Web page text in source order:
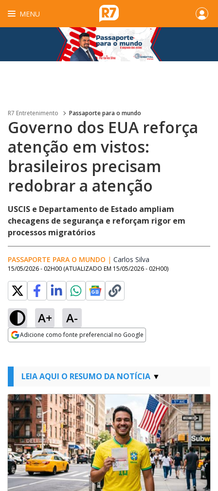
MENU
R7 Entretenimento Passaporte para o mundo
Governo dos EUA reforça
atenção em vistos:
brasileiros precisam
redobrar a atenção
USCIS e Departamento de Estado ampliam
checagens de segurança e reforçam rigor em
processos migratórios
PASSAPORTE PARA O MUNDO | Carlos Silva
15/05/2026 - 02H00 (ATUALIZADO EM 15/05/2026 - 02H00)
A+ A-
Adicione como fonte preferencial no Google
LEIA AQUI O RESUMO DA NOTÍCIA